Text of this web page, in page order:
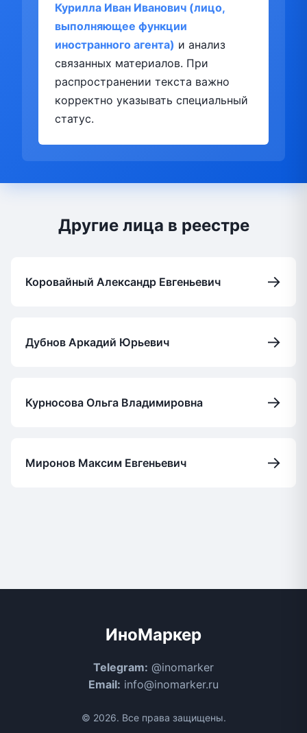
Курилла Иван Иванович (лицо,
выполняющее функции
иностранного агента) и анализ
связанных материалов. При
распространении текста важно
корректно указывать специальный
статус.
Другие лица в реестре
Коровайный Александр Евгеньевич →
Дубнов Аркадий Юрьевич →
Курносова Ольга Владимировна →
Миронов Максим Евгеньевич →
ИноМаркер
Telegram: @inomarker
Email: info@inomarker.ru
© 2026. Все права защищены.